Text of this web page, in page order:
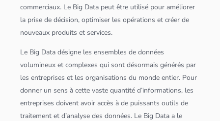
commerciaux. Le Big Data peut être utilisé pour améliorer
la prise de décision, optimiser les opérations et créer de
nouveaux produits et services.
Le Big Data désigne les ensembles dedonnées
volumineux et complexes qui sont désormais générés par
les entreprises et les organisations du monde entier. Pour
donner un sens à cette vaste quantité d’informations, les
entreprises doivent avoir accès à de puissants outils de
traitement et d’analyse desdonnées. Le Big Data a le